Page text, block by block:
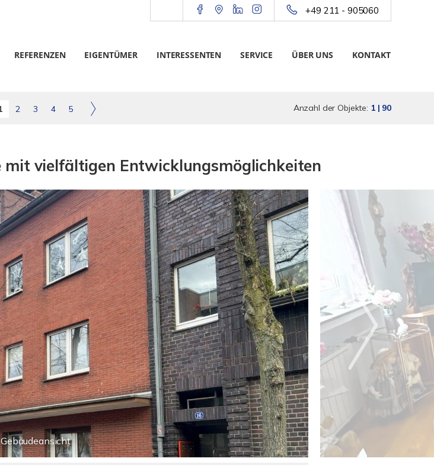
+49 211 - 905060
REFERENZEN EIGENTÜMER INTERESSENTEN SERVICE ÜBER UNS KONTAKT
2 3 4 5 Anzahl der Objekte: 1 | 90
mit vielfältigen Entwicklungsmöglichkeiten
Gebäudeansicht